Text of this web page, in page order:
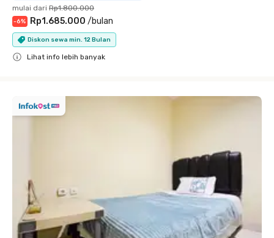
mulai dari Rp1.800.000
-6% Rp1.685.000 /bulan
Diskon sewa min. 12 Bulan
Lihat info lebih banyak